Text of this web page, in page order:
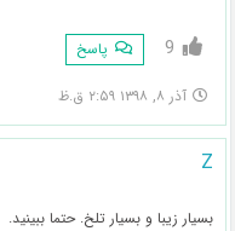
9 پاسخ
آذر ۸, ۱۳۹۸ ۲:۵۹ ق.ظ
Z
بسیار زیبا و بسیار تلخ. حتما ببینید.